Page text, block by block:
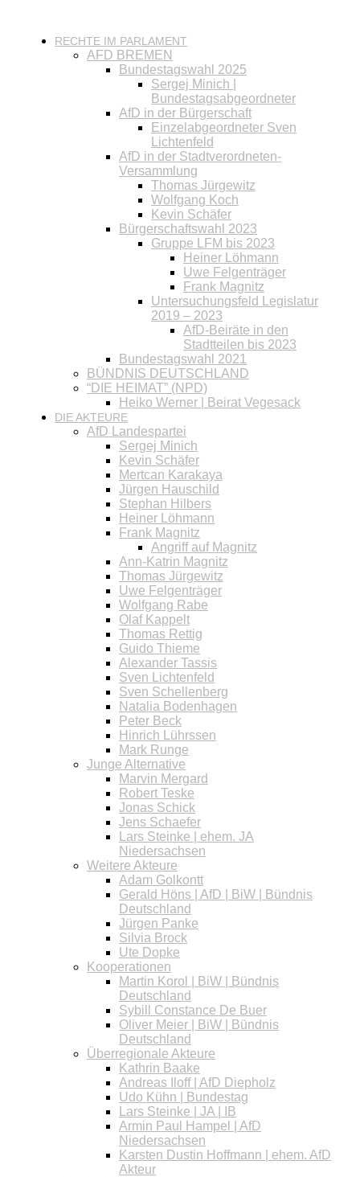
RECHTE IM PARLAMENT
AFD BREMEN
Bundestagswahl 2025
Sergej Minich |
Bundestagsabgeordneter
AfD in der Bürgerschaft
Einzelabgeordneter Sven
Lichtenfeld
AfD in der Stadtverordneten-
Versammlung
Thomas Jürgewitz
Wolfgang Koch
Kevin Schäfer
Bürgerschaftswahl 2023
Gruppe LFM bis 2023
Heiner Löhmann
Uwe Felgenträger
Frank Magnitz
Untersuchungsfeld Legislatur
2019 – 2023
AfD-Beiräte in den
Stadtteilen bis 2023
Bundestagswahl 2021
BÜNDNIS DEUTSCHLAND
“DIE HEIMAT” (NPD)
Heiko Werner | Beirat Vegesack
DIE AKTEURE
AfD Landespartei
Sergej Minich
Kevin Schäfer
Mertcan Karakaya
Jürgen Hauschild
Stephan Hilbers
Heiner Löhmann
Frank Magnitz
Angriff auf Magnitz
Ann-Katrin Magnitz
Thomas Jürgewitz
Uwe Felgenträger
Wolfgang Rabe
Olaf Kappelt
Thomas Rettig
Guido Thieme
Alexander Tassis
Sven Lichtenfeld
Sven Schellenberg
Natalia Bodenhagen
Peter Beck
Hinrich Lührssen
Mark Runge
Junge Alternative
Marvin Mergard
Robert Teske
Jonas Schick
Jens Schaefer
Lars Steinke | ehem. JA
Niedersachsen
Weitere Akteure
Adam Golkontt
Gerald Höns | AfD | BiW | Bündnis
Deutschland
Jürgen Panke
Silvia Brock
Ute Dopke
Kooperationen
Martin Korol | BiW | Bündnis
Deutschland
Sybill Constance De Buer
Oliver Meier | BiW | Bündnis
Deutschland
Überregionale Akteure
Kathrin Baake
Andreas Iloff | AfD Diepholz
Udo Kühn | Bundestag
Lars Steinke | JA | IB
Armin Paul Hampel | AfD
Niedersachsen
Karsten Dustin Hoffmann | ehem. AfD
Akteur